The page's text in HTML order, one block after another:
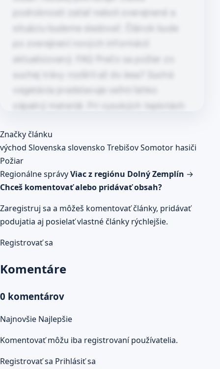
mimoriadne rýchlo. Ak sa…
Článok pokračuje po kliknutí
Prečítaj celý článok
Značky článku
východ Slovenska slovensko TrebišovSomotor hasiči
Požiar
Regionálne správyViac z regiónu Dolný Zemplín →
Chceš komentovať alebo pridávať obsah?
Zaregistruj sa a môžeš komentovať články, pridávať
podujatia aj posielať vlastné články rýchlejšie.
Registrovať sa
Komentáre
0 komentárov
Najnovšie Najlepšie
Komentovať môžu iba registrovaní používatelia.
Registrovať sa Prihlásiť sa